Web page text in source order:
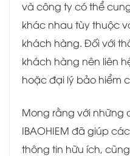
và công ty có thể
khác nhau tùy thuộc
khách hàng. Đối với
khách hàng nên liên
hoặc đại lý bảo hiểm
Mong rằng với những
IBAOHIEM đã giúp
thông tin hữu ích,